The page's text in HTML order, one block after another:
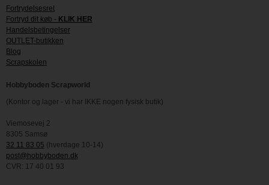
Fortrydelsesret
Fortryd dit køb - KLIK HER
Handelsbetingelser
OUTLET-butikken
Blog
Scrapskolen
Hobbyboden Scrapworld
(Kontor og lager - vi har IKKE nogen fysisk butik)
Viemosevej 2
8305 Samsø
32 11 83 05 (hverdage 10-14)
post@hobbyboden.dk
CVR: 17 40 01 93